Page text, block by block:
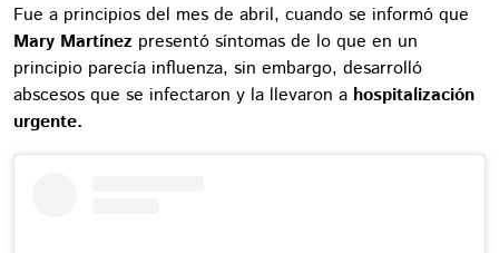
Fue a principios del mes de abril, cuando se informó que
Mary Martínez presentó síntomas de lo que en un
principio parecía influenza, sin embargo, desarrolló
abscesos que se infectaron y la llevaron a hospitalización
urgente.